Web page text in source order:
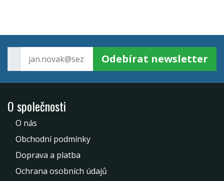
Odebírat newsletter
O společnosti
O nás
Obchodní podmínky
Doprava a platba
Ochrana osobních údajů